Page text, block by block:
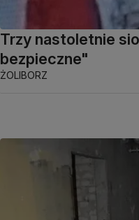
Trzy nastoletnie
bezpieczne"
ŻOLIBORZ